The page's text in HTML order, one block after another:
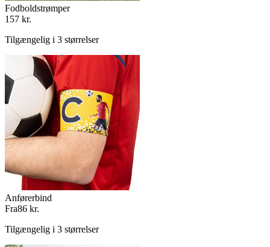
Fodboldstrømper
157 kr.
Tilgængelig i 3 størrelser
Anførerbind
Fra86 kr.
Tilgængelig i 3 størrelser